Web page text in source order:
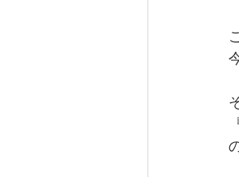
美ウォー
骨格診断